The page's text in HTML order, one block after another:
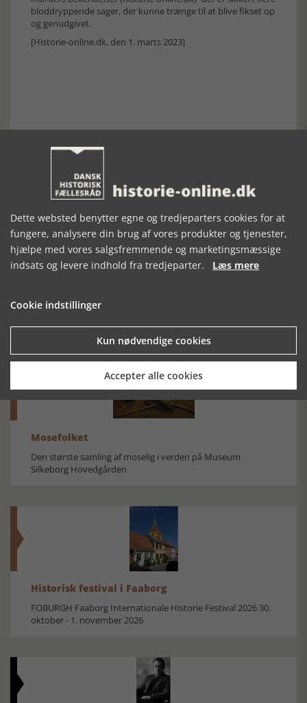
bloddryppende sager, der kunne trænge til at blive fikset op
og genudgivet.
[Historie-online.dk, den 1. marts 2023]
SE RELATEREDE ARTIKLER
Mosefolket
Den største samling af moselig i verden på Museum
Silkeborg Hovedgården
Historisk festival i Faaborg
FOBURGH Faaborg Internationale Historie Festival 2026 30.
oktober - 1. november 2026
Dette websted benytter egne og tredjeparters cookies for at
fungere, analysere din brug af vores produkter og tjenester,
hjælpe med vores salgsfremmende og marketingsmæssige
indsats og levere indhold fra tredjeparter. Læs mere
Cookie indstillinger
Kun nødvendige cookies
Accepter alle cookies